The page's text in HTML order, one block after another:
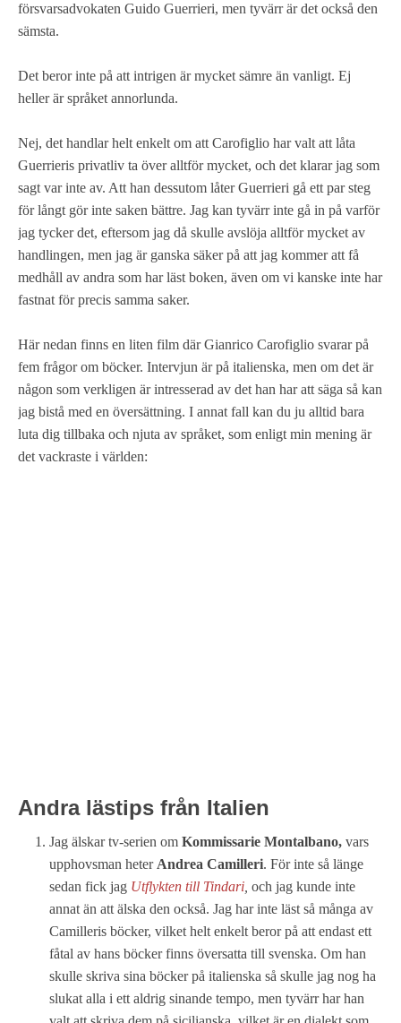
försvarsadvokaten Guido Guerrieri, men tyvärr är det också den
sämsta.
Det beror inte på att intrigen är mycket sämre än vanligt. Ej
heller är språket annorlunda.
Nej, det handlar helt enkelt om att Carofiglio har valt att låta
Guerrieris privatliv ta över alltför mycket, och det klarar jag som
sagt var inte av. Att han dessutom låter Guerrieri gå ett par steg
för långt gör inte saken bättre. Jag kan tyvärr inte gå in på varför
jag tycker det, eftersom jag då skulle avslöja alltför mycket av
handlingen, men jag är ganska säker på att jag kommer att få
medhåll av andra som har läst boken, även om vi kanske inte har
fastnat för precis samma saker.
Här nedan finns en liten film där Gianrico Carofiglio svarar på
fem frågor om böcker. Intervjun är på italienska, men om det är
någon som verkligen är intresserad av det han har att säga så kan
jag bistå med en översättning. I annat fall kan du ju alltid bara
luta dig tillbaka och njuta av språket, som enligt min mening är
det vackraste i världen:
Andra lästips från Italien
Jag älskar tv-serien om Kommissarie Montalbano, vars
upphovsman heter Andrea Camilleri. För inte så länge
sedan fick jag Utflykten till Tindari och jag kunde inte
annat än att älska den också. Jag har inte läst så många av
Camilleris böcker, vilket helt enkelt beror på att endast ett
fåtal av hans böcker finns översatta till svenska. Om han
skulle skriva sina böcker på italienska så skulle jag nog ha
slukat alla i ett aldrig sinande tempo, men tyvärr har han